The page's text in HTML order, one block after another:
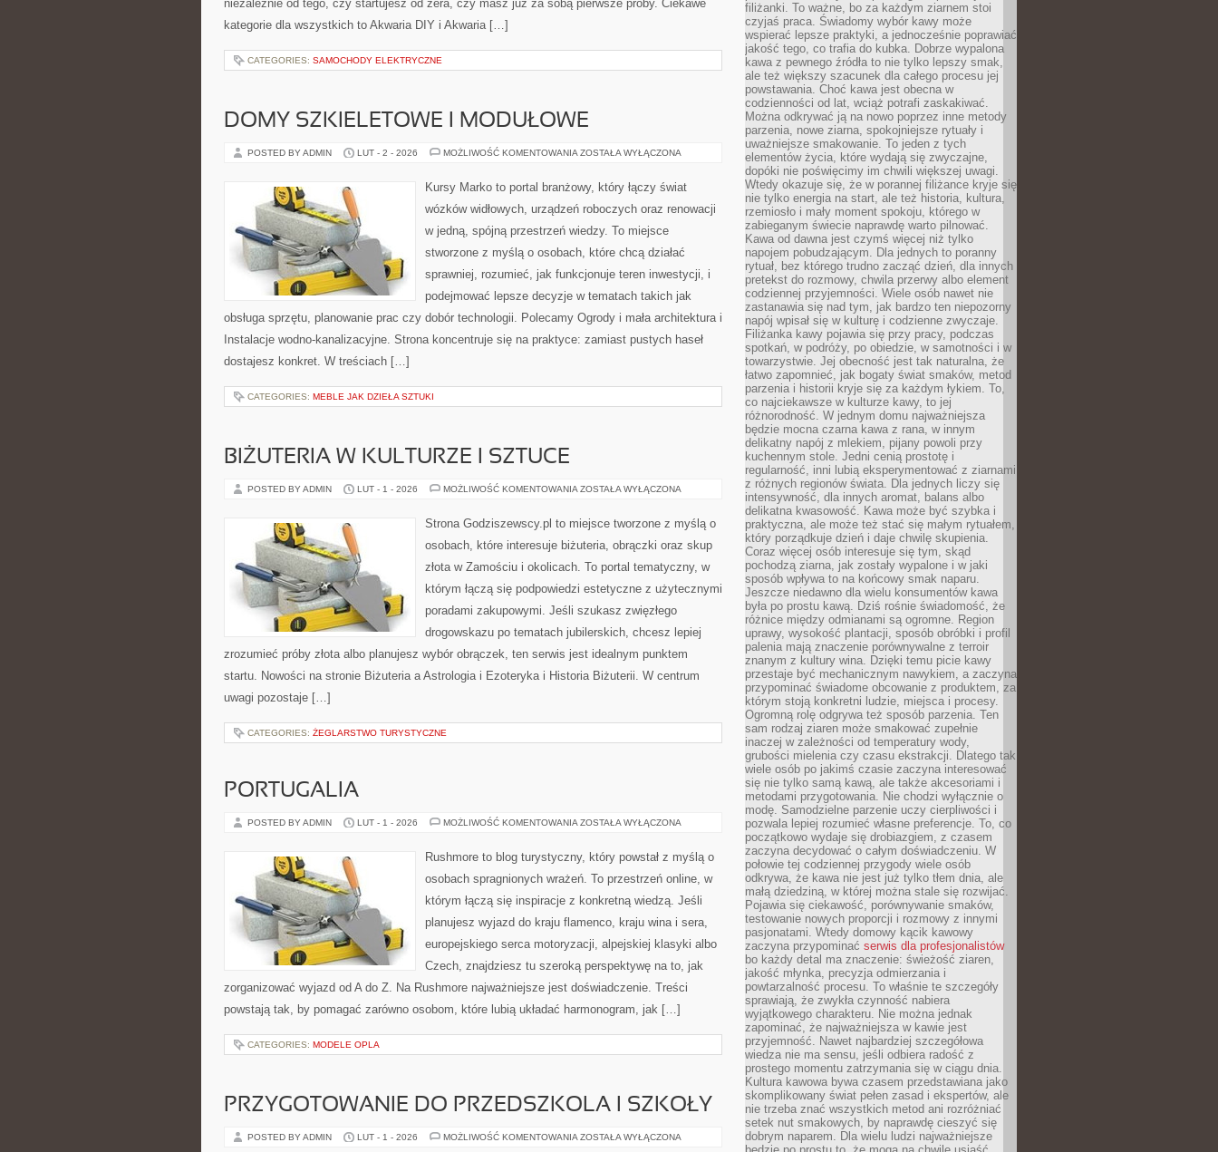
niezależnie od tego, czy startujesz od zera, czy masz już za sobą pierwsze próby. Ciekawe
kategorie dla wszystkich to Akwaria DIY i Akwaria […]
CATEGORIES: SAMOCHODY ELEKTRYCZNE
DOMY SZKIELETOWE I MODUŁOWE
POSTED BY ADMIN LUT - 2 - 2026 MOŻLIWOŚĆ KOMENTOWANIA DOMY
MODUŁOWE
ZOSTAŁA WYŁĄCZONA
Kursy Marko to portal branżowy, który łączy świat
wózków widłowych, urządzeń roboczych oraz renowacji
w jedną, spójną przestrzeń wiedzy. To miejsce
stworzone z myślą o osobach, które chcą działać
sprawniej, rozumieć, jak funkcjonuje teren inwestycji, i
podejmować lepsze decyzje w tematach takich jak
obsługa sprzętu, planowanie prac czy dobór technologii. Polecamy Ogrody i mała architektura i
Instalacje wodno-kanalizacyjne. Strona koncentruje się na praktyce: zamiast pustych haseł
dostajesz konkret. W treściach […]
CATEGORIES: MEBLE JAK DZIEŁA SZTUKI
BIŻUTERIA W KULTURZE I SZTUCE
POSTED BY ADMIN LUT - 1 - 2026 MOŻLIWOŚĆ KOMENTOWANIA BIŻUTERIA
I
SZTUCE
ZOSTAŁA WYŁĄCZONA
Strona Godziszewscy.pl to miejsce tworzone z myślą o
osobach, które interesuje biżuteria, obrączki oraz skup
złota w Zamościu i okolicach. To portal tematyczny, w
którym łączą się podpowiedzi estetyczne z użytecznymi
poradami zakupowymi. Jeśli szukasz zwięzłego
drogowskazu po tematach jubilerskich, chcesz lepiej
zrozumieć próby złota albo planujesz wybór obrączek, ten serwis jest idealnym punktem
startu. Nowości na stronie Biżuteria a Astrologia i Ezoteryka i Historia Biżuterii. W centrum
uwagi pozostaje […]
CATEGORIES: ŻEGLARSTWO TURYSTYCZNE
PORTUGALIA
POSTED BY ADMIN LUT - 1 - 2026 MOŻLIWOŚĆ KOMENTOWANIA PORTUGALIA
ZOSTAŁA WYŁĄCZONA
Rushmore to blog turystyczny, który powstał z myślą o
osobach spragnionych wrażeń. To przestrzeń online, w
którym łączą się inspiracje z konkretną wiedzą. Jeśli
planujesz wyjazd do kraju flamenco, kraju wina i sera,
europejskiego serca motoryzacji, alpejskiej klasyki albo
Czech, znajdziesz tu szeroką perspektywę na to, jak
zorganizować wyjazd od A do Z. Na Rushmore najważniejsze jest doświadczenie. Treści
powstają tak, by pomagać zarówno osobom, które lubią układać harmonogram, jak […]
CATEGORIES: MODELE OPLA
PRZYGOTOWANIE DO PRZEDSZKOLA I SZKOŁY
POSTED BY ADMIN LUT - 1 - 2026 MOŻLIWOŚĆ KOMENTOWANIA PRZYGOTOWANIE
ZOSTAŁA WYŁĄCZONA
filiżanki. To ważne, bo za każdym ziarnem stoi
czyjaś praca. Świadomy wybór kawy może
wspierać lepsze praktyki, a jednocześnie poprawiać
jakość tego, co trafia do kubka. Dobrze wypalona
kawa z pewnego źródła to nie tylko lepszy smak,
ale też większy szacunek dla całego procesu jej
powstawania. Choć kawa jest obecna w
codzienności od lat, wciąż potrafi zaskakiwać.
Można odkrywać ją na nowo poprzez inne metody
parzenia, nowe ziarna, spokojniejsze rytuały i
uważniejsze smakowanie. To jeden z tych
elementów życia, które wydają się zwyczajne,
dopóki nie poświęcimy im chwili większej uwagi.
Wtedy okazuje się, że w porannej filiżance kryje się
nie tylko energia na start, ale też historia, kultura,
rzemiosło i mały moment spokoju, którego w
zabieganym świecie naprawdę warto pilnować.
Kawa od dawna jest czymś więcej niż tylko
napojem pobudzającym. Dla jednych to poranny
rytuał, bez którego trudno zacząć dzień, dla innych
pretekst do rozmowy, chwila przerwy albo element
codziennej przyjemności. Wiele osób nawet nie
zastanawia się nad tym, jak bardzo ten niepozorny
napój wpisał się w kulturę i codzienne zwyczaje.
Filiżanka kawy pojawia się przy pracy, podczas
spotkań, w podróży, po obiedzie, w samotności i w
towarzystwie. Jej obecność jest tak naturalna, że
łatwo zapomnieć, jak bogaty świat smaków, metod
parzenia i historii kryje się za każdym łykiem. To,
co najciekawsze w kulturze kawy, to jej
różnorodność. W jednym domu najważniejsza
będzie mocna czarna kawa z rana, w innym
delikatny napój z mlekiem, pijany powoli przy
kuchennym stole. Jedni cenią prostotę i
regularność, inni lubią eksperymentować z ziarnami
z różnych regionów świata. Dla jednych liczy się
intensywność, dla innych aromat, balans albo
delikatna kwasowość. Kawa może być szybka i
praktyczna, ale może też stać się małym rytuałem,
który porządkuje dzień i daje chwilę skupienia.
Coraz więcej osób interesuje się tym, skąd
pochodzą ziarna, jak zostały wypalone i w jaki
sposób wpływa to na końcowy smak naparu.
Jeszcze niedawno dla wielu konsumentów kawa
była po prostu kawą. Dziś rośnie świadomość, że
różnice między odmianami są ogromne. Region
uprawy, wysokość plantacji, sposób obróbki i profil
palenia mają znaczenie porównywalne z terroir
znanym z kultury wina. Dzięki temu picie kawy
przestaje być mechanicznym nawykiem, a zaczyna
przypominać świadome obcowanie z produktem, za
którym stoją konkretni ludzie, miejsca i procesy.
Ogromną rolę odgrywa też sposób parzenia. Ten
sam rodzaj ziaren może smakować zupełnie
inaczej w zależności od temperatury wody,
grubości mielenia czy czasu ekstrakcji. Dlatego tak
wiele osób po jakimś czasie zaczyna interesować
się nie tylko samą kawą, ale także akcesoriami i
metodami przygotowania. Nie chodzi wyłącznie o
modę. Samodzielne parzenie uczy cierpliwości i
pozwala lepiej rozumieć własne preferencje. To, co
początkowo wydaje się drobiazgiem, z czasem
zaczyna decydować o całym doświadczeniu. W
połowie tej codziennej przygody wiele osób
odkrywa, że kawa nie jest już tylko tłem dnia, ale
małą dziedziną, w której można stale się rozwijać.
Pojawia się ciekawość, porównywanie smaków,
testowanie nowych proporcji i rozmowy z innymi
pasjonatami. Wtedy domowy kącik kawowy
zaczyna przypominać serwis dla profesjonalistów
bo każdy detal ma znaczenie: świeżość ziaren,
jakość młynka, precyzja odmierzania i
powtarzalność procesu. To właśnie te szczegóły
sprawiają, że zwykła czynność nabiera
wyjątkowego charakteru. Nie można jednak
zapominać, że najważniejsza w kawie jest
przyjemność. Nawet najbardziej szczegółowa
wiedza nie ma sensu, jeśli odbiera radość z
prostego momentu zatrzymania się w ciągu dnia.
Kultura kawowa bywa czasem przedstawiana jako
skomplikowany świat pełen zasad i ekspertów, ale
nie trzeba znać wszystkich metod ani rozróżniać
setek nut smakowych, by naprawdę cieszyć się
dobrym naparem. Dla wielu ludzi najważniejsze